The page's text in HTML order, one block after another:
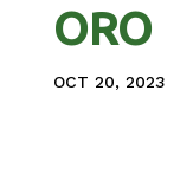
ORO
OCT 20, 2023